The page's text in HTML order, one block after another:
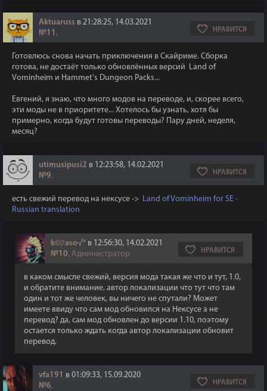
Aktuaruss в 21:28:25, 14.03.2021
№11 , НРАВИТСЯ
Готовлюсь снова начать приключения в Скайриме. Сборка
готова, не достаёт только обновлённых версий Land of
Vominheim и Hammet's Dungeon Packs...
Евгений, я знаю, что много модов на переводе, и, скорее всего,
эти моды не в приоритете... Хотелось бы узнать, хотя бы
примерно, когда будут готовы переводы? Пару дней, неделя,
месяц?
utimusipusi2 в 12:23:58, 14.02.2021
№9, НРАВИТСЯ
есть свежий перевод на нексусе -> Land of Vominheim for SE -
Russian translation
k©קaso√® в 12:56:30, 14.02.2021
№10, Администратор НРАВИТСЯ
в каком смысле свежий, версия мода такая же что и тут, 1.0,
и обратите внимание, автор локализации что тут что там
один и тот же человек, вы ничего не спутали? Может
имеете ввиду что сам мод обновился на Нексусе а не
перевод? да, сам мод обновлен до версии 1.10, поэтому
остается только ждать когда автор локализации обновит
перевод.
vfa191 в 01:09:33, 15.09.2020
№6, НРАВИТСЯ